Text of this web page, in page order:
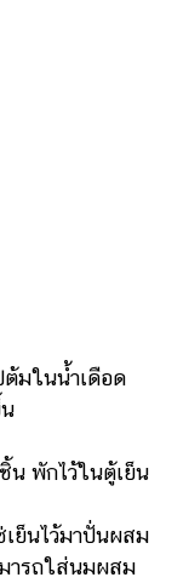
มในน้ำเดือด
พักไว้ในตู้เย็น
นไว้มาปั่นผสม
ารถใส่นมผสม